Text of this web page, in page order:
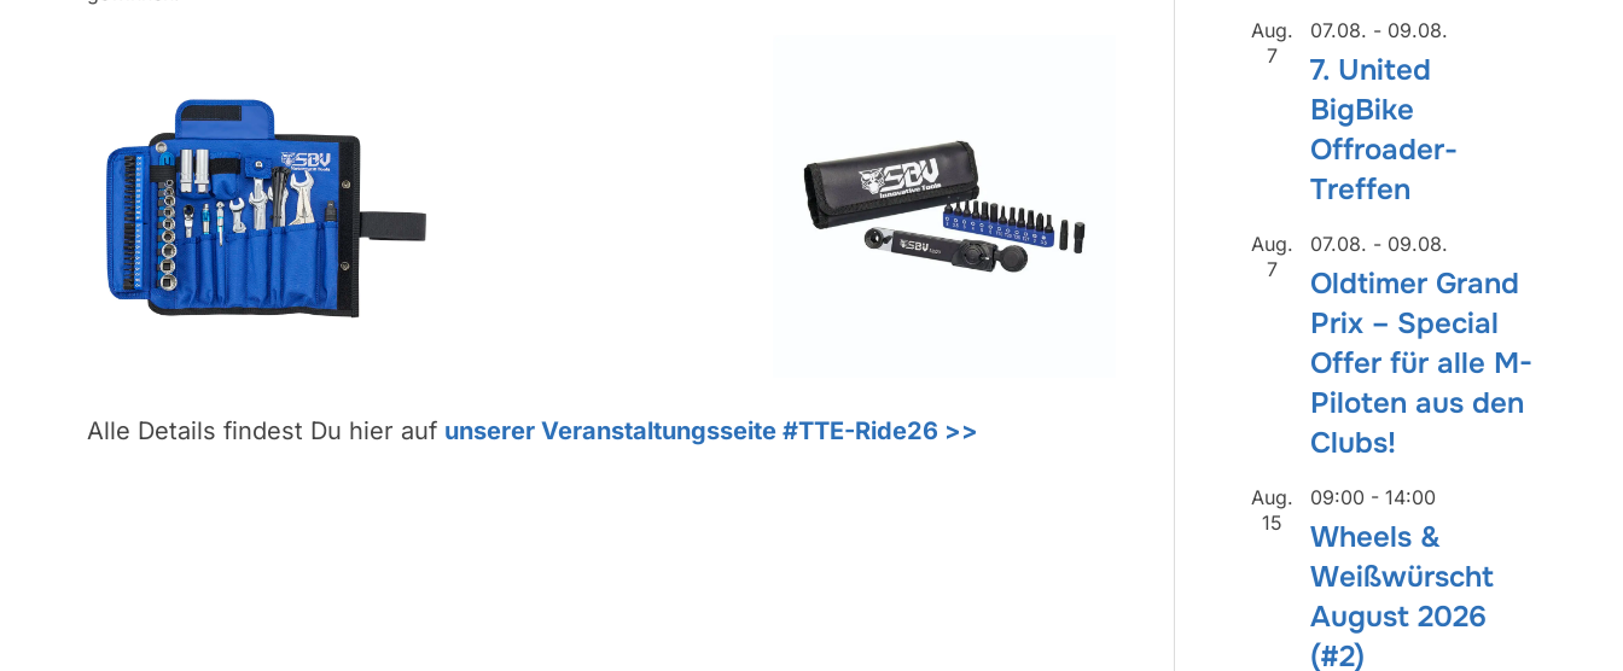
Alle Details findest Du hier auf unserer Veranstaltungsseite #TTE-Ride26 >>
Aug.
7
07.08. - 09.08.
7. United
BigBike
Offroader-
Treffen
Aug.
7
07.08. - 09.08.
Oldtimer Grand
Prix – Special
Offer für alle M-
Piloten aus den
Clubs!
Aug.
15
09:00 - 14:00
Wheels &
Weißwürscht
August 2026
(#2)